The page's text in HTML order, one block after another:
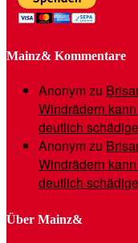
Mainz& Kommentare
Anonymzu
Windrädern
deutlich
Anonymzu
Windrädern
deutlich
Über Mainz&